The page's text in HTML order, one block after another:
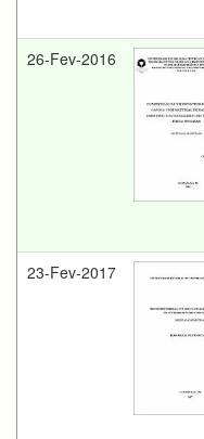
26-Fev-2016
23-Fev-2017